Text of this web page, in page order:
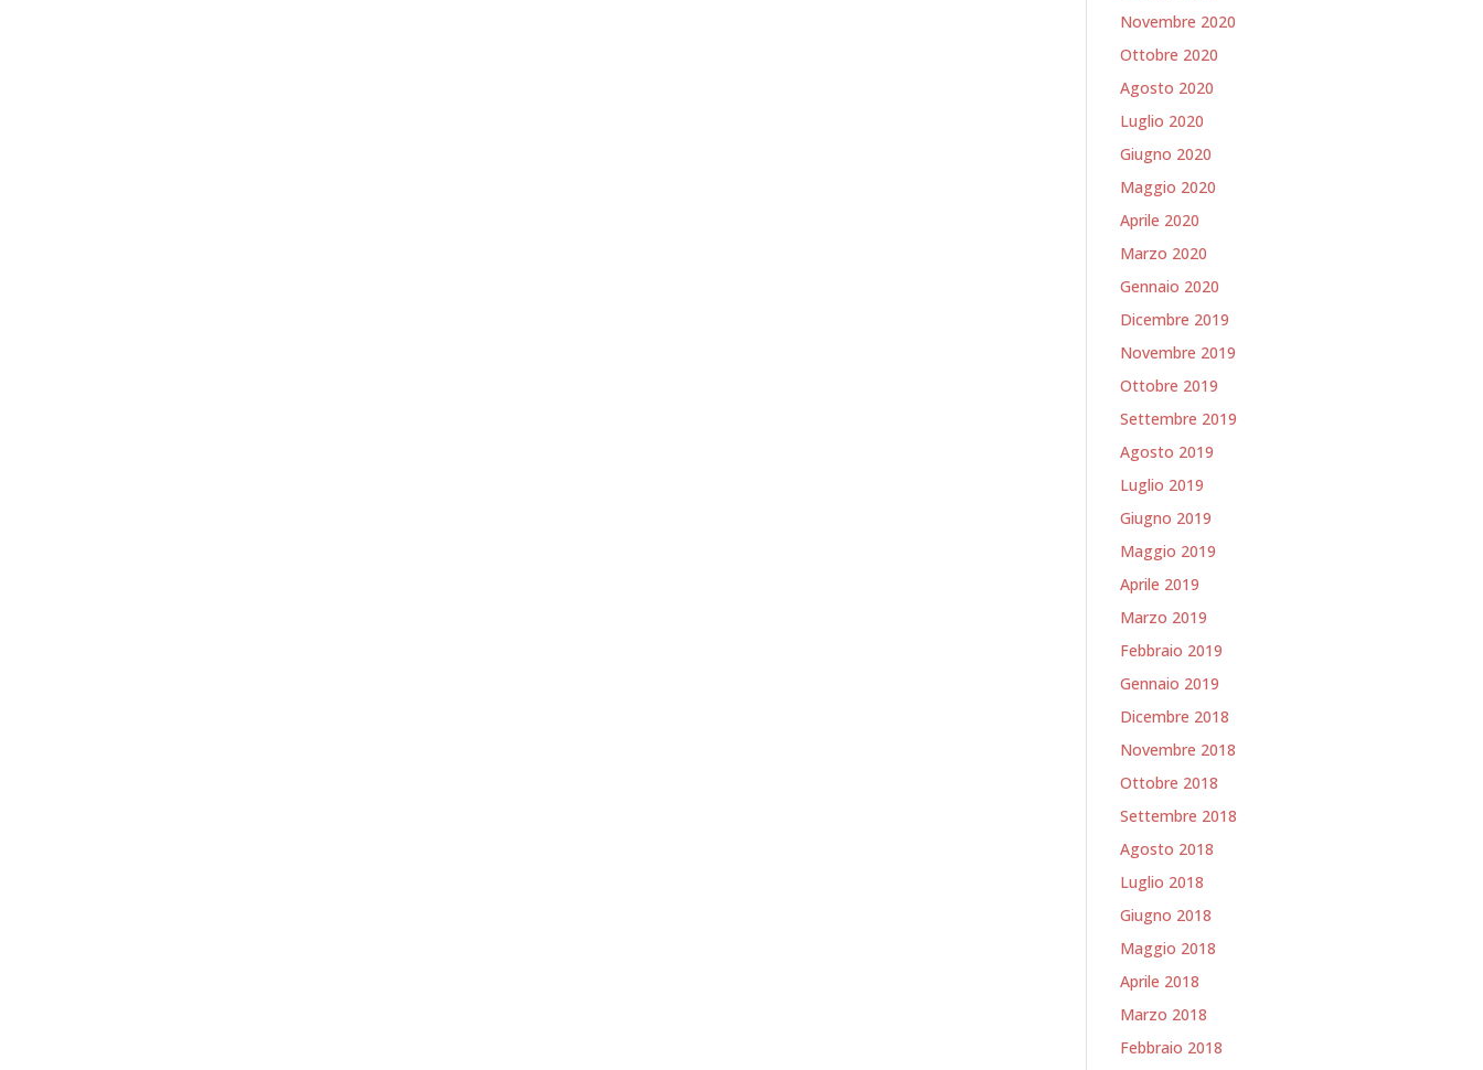
Novembre 2020
Ottobre 2020
Agosto 2020
Luglio 2020
Giugno 2020
Maggio 2020
Aprile 2020
Marzo 2020
Gennaio 2020
Dicembre 2019
Novembre 2019
Ottobre 2019
Settembre 2019
Agosto 2019
Luglio 2019
Giugno 2019
Maggio 2019
Aprile 2019
Marzo 2019
Febbraio 2019
Gennaio 2019
Dicembre 2018
Novembre 2018
Ottobre 2018
Settembre 2018
Agosto 2018
Luglio 2018
Giugno 2018
Maggio 2018
Aprile 2018
Marzo 2018
Febbraio 2018